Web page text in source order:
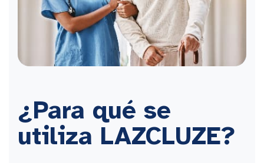
¿Para qué se
utiliza LAZCLUZE?